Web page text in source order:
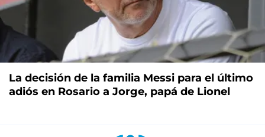
La decisión de la familia Messi para el último
adiós en Rosario a Jorge, papá de Lionel